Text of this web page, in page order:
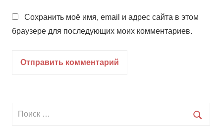
Сохранить моё имя, email и адрес сайта в этом
браузере для последующих моих комментариев.